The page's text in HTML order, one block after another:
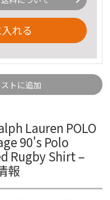
れる
トに追加
Lauren POLO
90's Polo
Rugby Shirt –
報